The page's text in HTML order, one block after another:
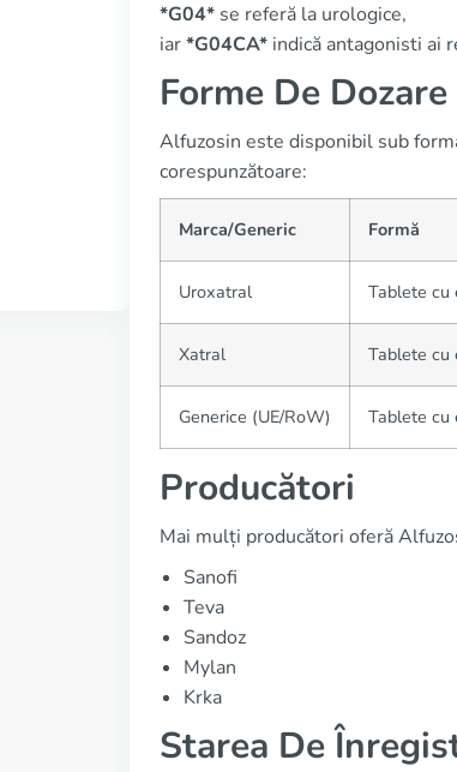
*G04* se referă la urologice,
iar*G04CA* indică antagonisti ai
Forme De Dozare
Alfuzosin este disponibil sub
corespunzătoare:
Marca/Generic Formă
Uroxatral Tablete cu
Xatral Tablete cu
Generice (UE/RoW) Tablete cu
Producători
Mai mulți producători oferă
Sanofi
Teva
Sandoz
Mylan
Krka
Starea De